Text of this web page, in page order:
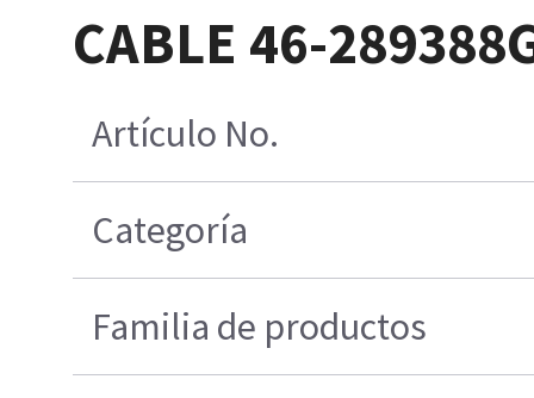
CABLE 46-
Artículo No.
Categoría
Familia de productos